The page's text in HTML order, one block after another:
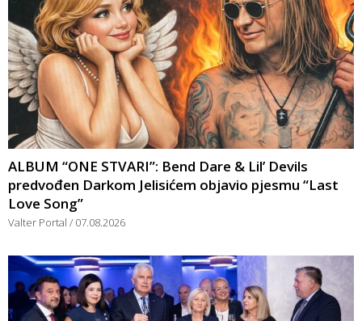
ALBUM “ONE STVARI”: Bend Dare & Lil’ Devils
predvođen Darkom Jelisićem objavio pjesmu “Last
Love Song”
Valter Portal 07.08.2026